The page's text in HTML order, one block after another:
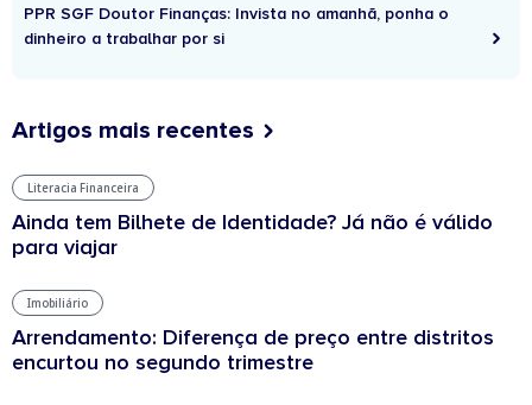
PPR SGF Doutor Finanças: Invista no amanhã, ponha o
dinheiro a trabalhar por si
Artigos mais recentes
Literacia Financeira
Ainda tem Bilhete de Identidade? Já não é válido
para viajar
Imobiliário
Arrendamento: Diferença de preço entre distritos
encurtou no segundo trimestre